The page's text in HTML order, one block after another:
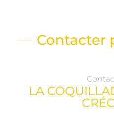
Contacter
LA